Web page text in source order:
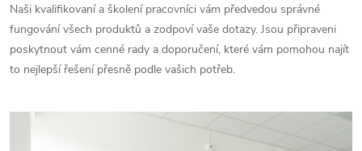
Naši kvalifikovaní a školení pracovníci vám předvedou správné
fungování všech produktů a zodpoví vaše dotazy. Jsou připraveni
poskytnout vám cenné rady a doporučení, které vám pomohou najít
to nejlepší řešení přesně podle vašich potřeb.